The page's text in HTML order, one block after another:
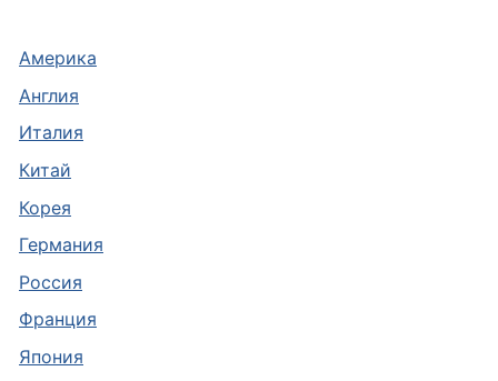
Америка
Англия
Италия
Китай
Корея
Германия
Россия
Франция
Япония